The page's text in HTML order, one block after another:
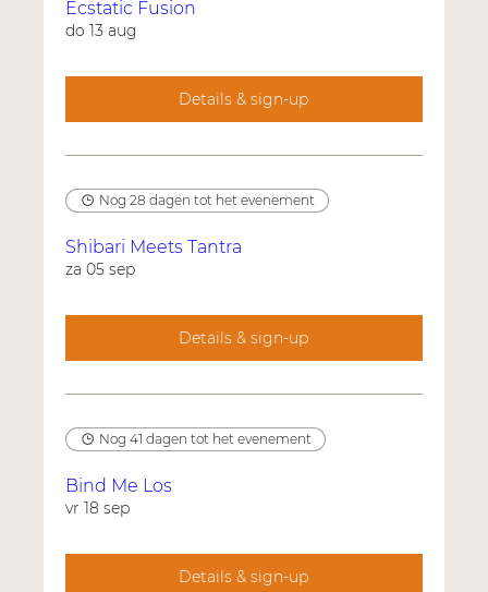
Ecstatic Fusion
do 13 aug
Details & sign-up
Nog 28 dagen tot het evenement
Shibari Meets Tantra
za 05 sep
Details & sign-up
Nog 41 dagen tot het evenement
Bind Me Los
vr 18 sep
Details & sign-up